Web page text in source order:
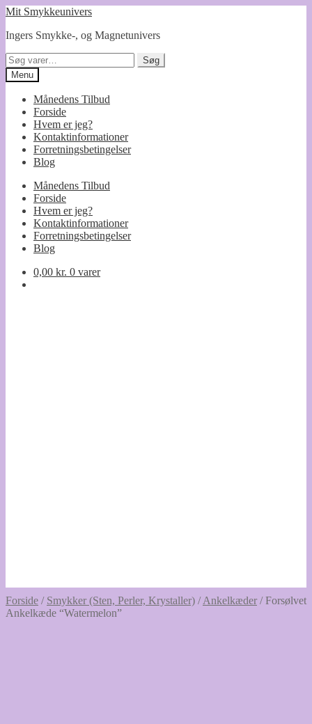
Spring
navigation
Spring
indhold
Mit Smykkeunivers
Ingers Smykke-, og Magnetunivers
Søg
efter:
Søg
Menu
Månedens Tilbud
Forside
Hvem er jeg?
Kontaktinformationer
Forretningsbetingelser
Blog
Månedens Tilbud
Forside
Hvem er jeg?
Kontaktinformationer
Forretningsbetingelser
Blog
0,00 kr. 0 varer
Forside / Smykker (Sten, Perler, Krystaller) /Ankelkæder /Forsølvet
Ankelkæde “Watermelon”